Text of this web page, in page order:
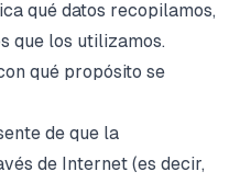
qué datos recopilamos,
que los utilizamos.
qué propósito se
de que la
de Internet (es decir,